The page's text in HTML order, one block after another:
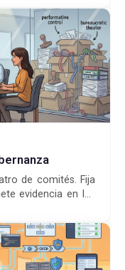
de comités. Fija
evidencia en las